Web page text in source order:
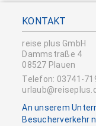
KONTAKT
reise plus GmbH
Dammstraße 4
08527 Plauen
Telefon: 03741-
An unserem
Besucherverkehr